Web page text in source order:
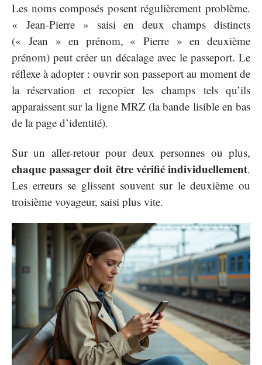
Les noms composés posent régulièrement problème.
« Jean-Pierre » saisi en deux champs distincts
(« Jean » en prénom, « Pierre » en deuxième
prénom) peut créer un décalage avec le passeport. Le
réflexe à adopter : ouvrir son passeport au moment de
la réservation et recopier les champs tels qu’ils
apparaissent sur la ligne MRZ (la bande lisible en bas
de la page d’identité).
Sur un aller-retour pour deux personnes ou plus,
chaque passager doit être vérifié individuellement.
Les erreurs se glissent souvent sur le deuxième ou
troisième voyageur, saisi plus vite.